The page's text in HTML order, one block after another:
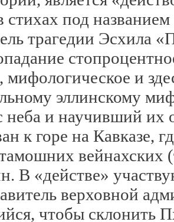
стихах под
трагедии Эсхила
мифологическое и
эллинскому
неба и научивший их
к горе на Кавказе,
вейнахских
В «действе»
верховной
чтобы склонить